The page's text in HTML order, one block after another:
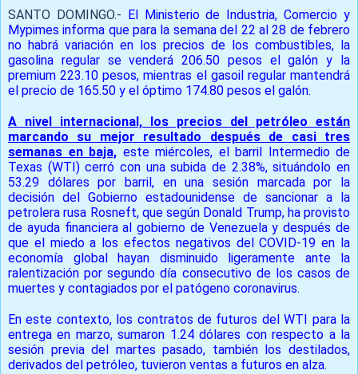
SANTO DOMINGO.-
El Ministerio de Industria, Comercio y
Mypimes informa que para la semana del 22 al 28 de febrero
no habrá variación en los precios de los combustibles, la
gasolina regular se venderá 206.50 pesos el galón y la
premium 223.10 pesos, mientras el gasoil regular mantendrá
el precio de 165.50 y el óptimo 174.80 pesos el galón.
A nivel internacional, los precios del petróleo están
marcando su mejor resultado después de casi tres
semanas en baja, este miércoles, el barril Intermedio de
Texas (WTI) cerró con una subida de 2.38%, situándolo en
53.29 dólares por barril, en una sesión marcada por la
decisión del Gobierno estadounidense de sancionar a la
petrolera rusa Rosneft, que según Donald Trump, ha provisto
de ayuda financiera al gobierno de Venezuela y después de
que el miedo a los efectos negativos del COVID-19 en la
economía global hayan disminuido ligeramente ante la
ralentización por segundo día consecutivo de los casos de
muertes y contagiados por el patógeno coronavirus.
En este contexto, los contratos de futuros del WTI para la
entrega en marzo, sumaron 1.24 dólares con respecto a la
sesión previa del martes pasado, también los destilados,
derivados del petróleo, tuvieron ventas a futuros en alza.